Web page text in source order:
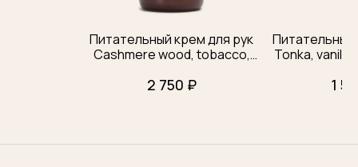
Питательный крем для рук
Cashmere wood, tobacco,
2 750 ₽
Питательный
Tonka,
1